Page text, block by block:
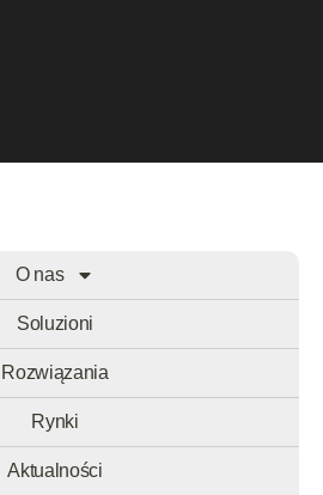
O nas
Soluzioni
Rozwiązania
Rynki
Aktualności